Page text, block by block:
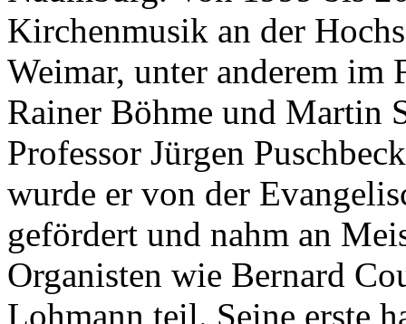
Kirchenmusik an der
Weimar, unter anderem im
Rainer Böhme und Martin
Professor Jürgen
wurde er von der
gefördert und nahm an
Organisten wie Bernard
Lohmann teil. Seine erste